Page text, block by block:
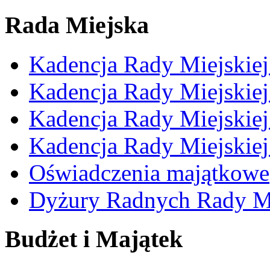
Rada Miejska
Kadencja Rady
Kadencja Rady
Kadencja Rady
Kadencja Rady
Oświadczenia majątkowe
Dyżury Radnych Rady
Budżet i Majątek